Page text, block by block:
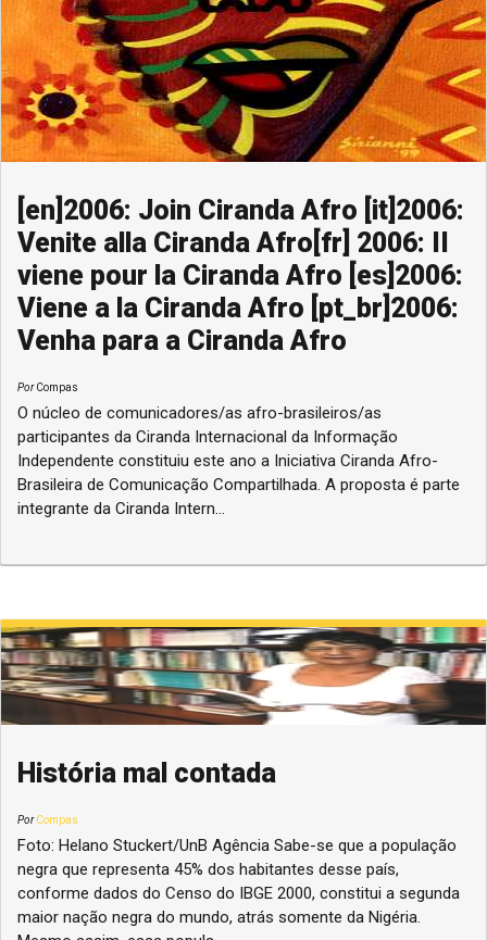
[en]2006: Join Ciranda Afro [it]2006:
Venite alla Ciranda Afro[fr] 2006: II
viene pour la Ciranda Afro [es]2006:
Viene a la Ciranda Afro [pt_br]2006:
Venha para a Ciranda Afro
PorCompas
O núcleo de comunicadores/as afro-brasileiros/as
participantes da Ciranda Internacional da Informação
Independente constituiu este ano a Iniciativa Ciranda Afro-
Brasileira de Comunicação Compartilhada. A proposta é parte
integrante da Ciranda Intern...
História mal contada
PorCompas
Foto: Helano Stuckert/UnB Agência Sabe-se que a população
negra que representa 45% dos habitantes desse país,
conforme dados do Censo do IBGE 2000, constitui a segunda
maior nação negra do mundo, atrás somente da Nigéria.